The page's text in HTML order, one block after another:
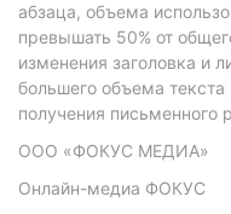
абзаца, объема
превышать 50% от
изменения заголовка и
большего объема
получения письменного
ООО «ФОКУС МЕДИА»
Онлайн-медиа ФОКУС